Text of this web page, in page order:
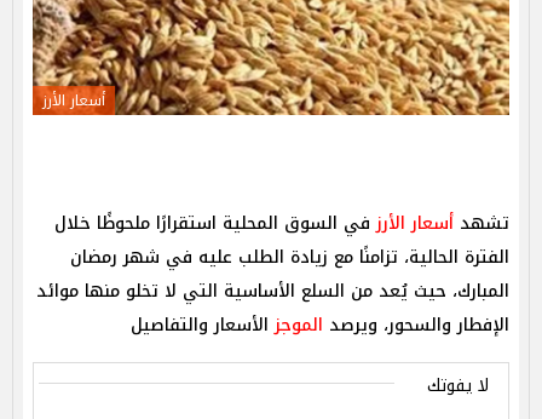
أسعار الأرز
تشهد أسعار الأرزفي السوق المحلية استقرارًا ملحوظًا خلال
الفترة الحالية، تزامنًا مع زيادة الطلب عليه في شهر رمضان
المبارك، حيث يُعد من السلع الأساسية التي لا تخلو منها موائد
الإفطار والسحور، ويرصد الموجزالأسعار والتفاصيل
لا يفوتك